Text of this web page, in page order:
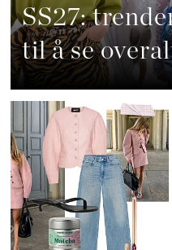
SS27:
til å se